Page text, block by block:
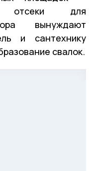
отсеки для
вынуждают
и сантехнику
свалок.